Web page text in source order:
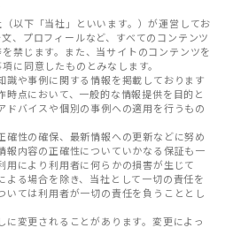
以下「当社」といいます。）が運営してお
、プロフィールなど、すべてのコンテンツ
禁じます。また、当サイトのコンテンツを
に同意したものとみなします。
識や事例に関する情報を掲載しております
時点において、一般的な情報提供を目的と
ドバイスや個別の事例への適用を行うもの
確性の確保、最新情報への更新などに努め
報内容の正確性についていかなる保証も一
用により利用者に何らかの損害が生じて
よる場合を除き、当社として一切の責任を
いては利用者が一切の責任を負うこととし
に変更されることがあります。変更によっ